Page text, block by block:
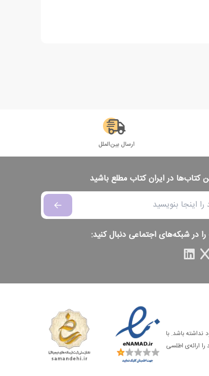
ارسال بین‌الملل
کتاب‌ها در ایران کتاب مطلع باشید
را در شبکه‌های اجتماعی دنبال کنید:
باشد. با
ارائه‌ی اطلسی